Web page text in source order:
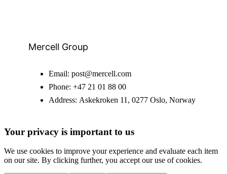
Mercell Group
Email: post@mercell.com
Phone: +47 21 01 88 00
Address: Askekroken 11, 0277 Oslo, Norway
Your privacy is important to us
We use cookies to improve your experience and evaluate each item
on our site. By clicking further, you accept our use of cookies.